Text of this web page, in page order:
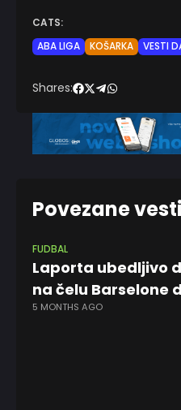
CATS:
ABA LIGA
KOŠARKA VESTI
Shares:
Povezane vesti
FUDBAL
Laporta ubedljivo
na čelu Barselone
5 MONTHS AGO